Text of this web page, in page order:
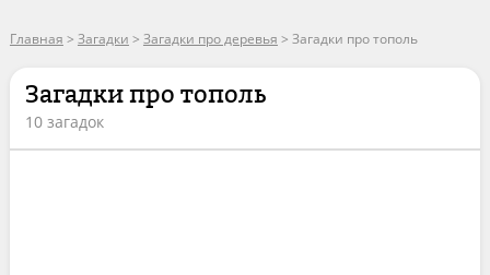
Главная > Загадки > Загадки про деревья > Загадки про тополь
Загадки про тополь
10 загадок